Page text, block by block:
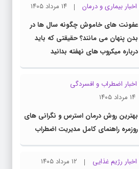
اخبار بیماری و درمان
۱۴ مرداد ۱۴۰۵
عفونت های خاموش چگونه سال ها در
بدن پنهان می مانند؟ حقیقتی که باید
درباره میکروب های نهفته بدانید
اخبار اضطراب و افسردگی
۱۴ مرداد ۱۴۰۵
بهترین روش درمان استرس و نگرانی های
روزمره راهنمای کامل مدیریت اضطراب
اخبار رژیم غذایی
۱۲ مرداد ۱۴۰۵